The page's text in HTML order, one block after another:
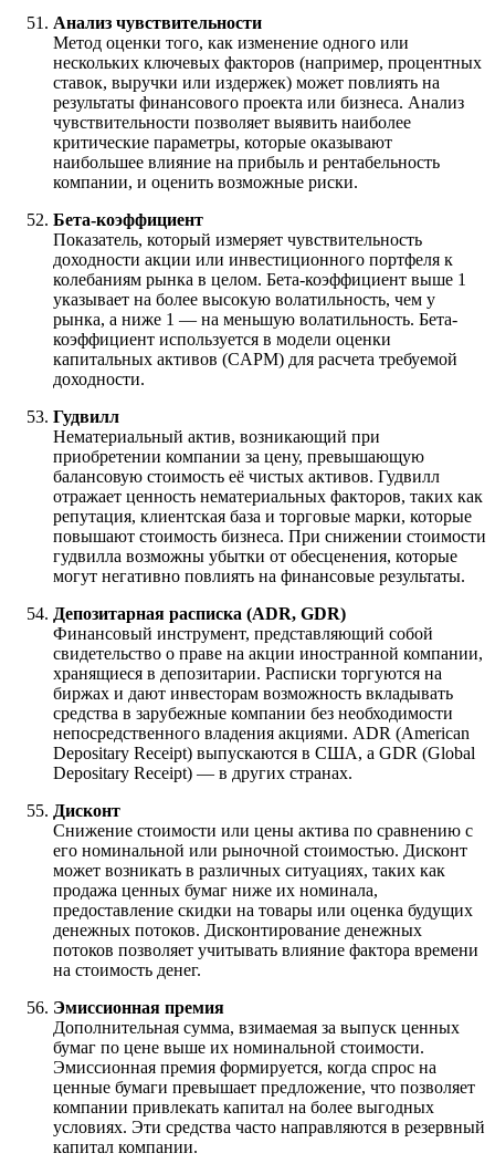
Анализ чувствительности
Метод оценки того, как изменение одного или
нескольких ключевых факторов (например, процентных
ставок, выручки или издержек) может повлиять на
результаты финансового проекта или бизнеса. Анализ
чувствительности позволяет выявить наиболее
критические параметры, которые оказывают
наибольшее влияние на прибыль и рентабельность
компании, и оценить возможные риски.
Бета-коэффициент
Показатель, который измеряет чувствительность
доходности акции или инвестиционного портфеля к
колебаниям рынка в целом. Бета-коэффициент выше 1
указывает на более высокую волатильность, чем у
рынка, а ниже 1 — на меньшую волатильность. Бета-
коэффициент используется в модели оценки
капитальных активов (CAPM) для расчета требуемой
доходности.
Гудвилл
Нематериальный актив, возникающий при
приобретении компании за цену, превышающую
балансовую стоимость её чистых активов. Гудвилл
отражает ценность нематериальных факторов, таких как
репутация, клиентская база и торговые марки, которые
повышают стоимость бизнеса. При снижении стоимости
гудвилла возможны убытки от обесценения, которые
могут негативно повлиять на финансовые результаты.
Депозитарная расписка (ADR, GDR)
Финансовый инструмент, представляющий собой
свидетельство о праве на акции иностранной компании,
хранящиеся в депозитарии. Расписки торгуются на
биржах и дают инвесторам возможность вкладывать
средства в зарубежные компании без необходимости
непосредственного владения акциями. ADR (American
Depositary Receipt) выпускаются в США, а GDR (Global
Depositary Receipt) — в других странах.
Дисконт
Снижение стоимости или цены актива по сравнению с
его номинальной или рыночной стоимостью. Дисконт
может возникать в различных ситуациях, таких как
продажа ценных бумаг ниже их номинала,
предоставление скидки на товары или оценка будущих
денежных потоков. Дисконтирование денежных
потоков позволяет учитывать влияние фактора времени
на стоимость денег.
Эмиссионная премия
Дополнительная сумма, взимаемая за выпуск ценных
бумаг по цене выше их номинальной стоимости.
Эмиссионная премия формируется, когда спрос на
ценные бумаги превышает предложение, что позволяет
компании привлекать капитал на более выгодных
условиях. Эти средства часто направляются в резервный
капитал компании.